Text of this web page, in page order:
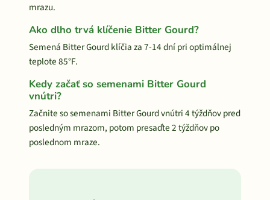
mrazu.
Ako dlho trvá klíčenie Bitter Gourd?
Semená Bitter Gourd klíčia za 7-14 dní pri optimálnej
teplote 85°F.
Kedy začať so semenami Bitter Gourd
vnútri?
Začnite so semenami Bitter Gourd vnútri 4 týždňov pred
posledným mrazom, potom presaďte 2 týždňov po
poslednom mraze.